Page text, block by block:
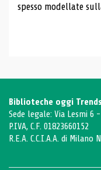
spesso modellate
Biblioteche oggi Trends
Sede legale: Via Lesmi 6
P.IVA, C.F. 01823660152
R.E.A. C.C.I.A.A. di Milano